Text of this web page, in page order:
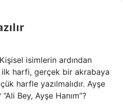
isimlerin ardından
harfi, gerçek bir akrabaya
harfle yazılmalıdır. Ayşe
“Ali Bey, Ayşe Hanım”?